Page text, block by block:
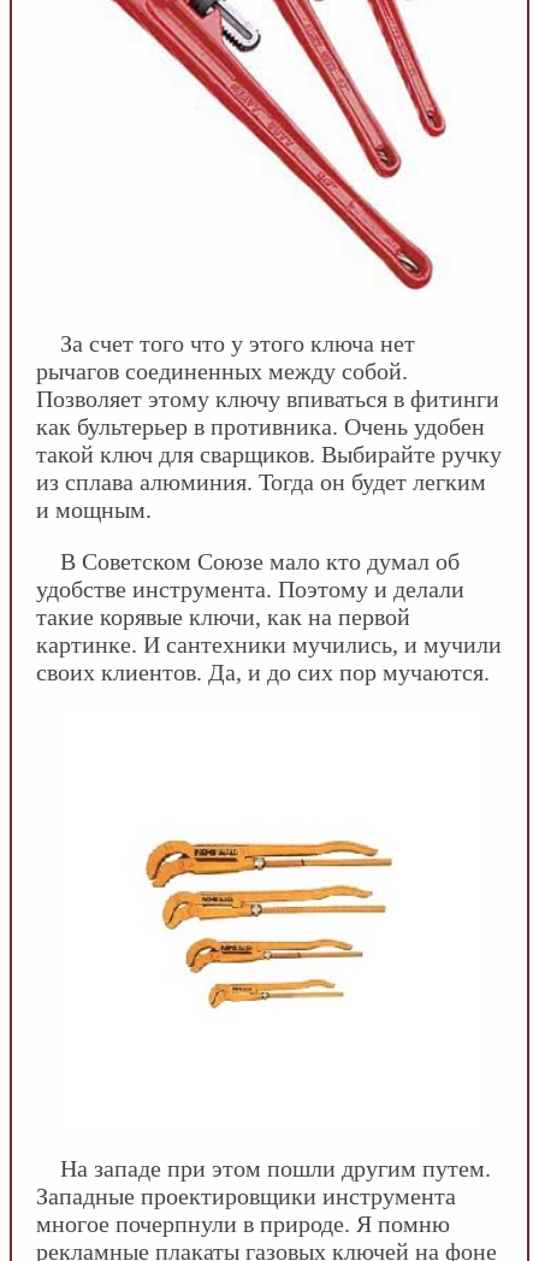
За счет того что у этого ключа нет
рычагов соединенных между собой.
Позволяет этому ключу впиваться в фитинги
как бультерьер в противника. Очень удобен
такой ключ для сварщиков. Выбирайте ручку
из сплава алюминия. Тогда он будет легким
и мощным.
В Советском Союзе мало кто думал об
удобстве инструмента. Поэтому и делали
такие корявые ключи, как на первой
картинке. И сантехники мучились, и мучили
своих клиентов. Да, и до сих пор мучаются.
На западе при этом пошли другим путем.
Западные проектировщики инструмента
многое почерпнули в природе. Я помню
рекламные плакаты газовых ключей на фоне